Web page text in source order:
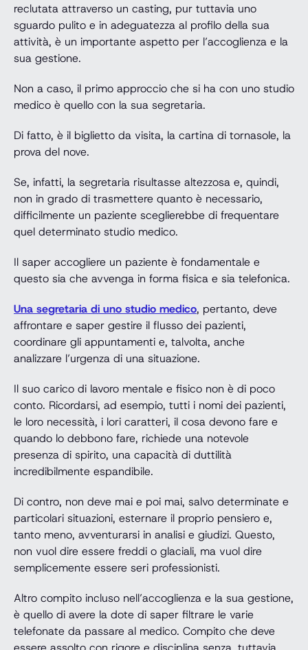
reclutata attraverso un casting, pur tuttavia uno
sguardo pulito e in adeguatezza al profilo della sua
attività, è un importante aspetto per l’accoglienza e la
sua gestione.
Non a caso, il primo approccio che si ha con uno studio
medico è quello con la sua segretaria.
Di fatto, è il biglietto da visita, la cartina di tornasole, la
prova del nove.
Se, infatti, la segretaria risultasse altezzosa e, quindi,
non in grado di trasmettere quanto è necessario,
difficilmente un paziente sceglierebbe di frequentare
quel determinato studio medico.
Il saper accogliere un paziente è fondamentale e
questo sia che avvenga in forma fisica e sia telefonica.
Una segretaria di uno studio medico, pertanto, deve
affrontare e saper gestire il flusso dei pazienti,
coordinare gli appuntamenti e, talvolta, anche
analizzare l’urgenza di una situazione.
Il suo carico di lavoro mentale e fisico non è di poco
conto. Ricordarsi, ad esempio, tutti i nomi dei pazienti,
le loro necessità, i lori caratteri, il cosa devono fare e
quando lo debbono fare, richiede una notevole
presenza di spirito, una capacità di duttilità
incredibilmente espandibile.
Di contro, non deve mai e poi mai, salvo determinate e
particolari situazioni, esternare il proprio pensiero e,
tanto meno, avventurarsi in analisi e giudizi. Questo,
non vuol dire essere freddi o glaciali, ma vuol dire
semplicemente essere seri professionisti.
Altro compito incluso nell’accoglienza e la sua gestione,
è quello di avere la dote di saper filtrare le varie
telefonate da passare al medico. Compito che deve